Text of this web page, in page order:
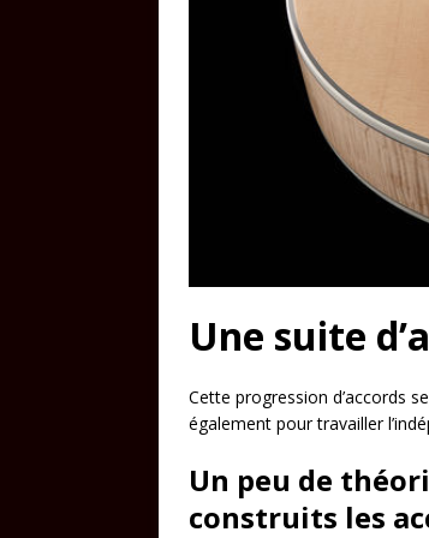
Une suite
Cette progression d’accords
également pour travailler
Un peu de
construits les